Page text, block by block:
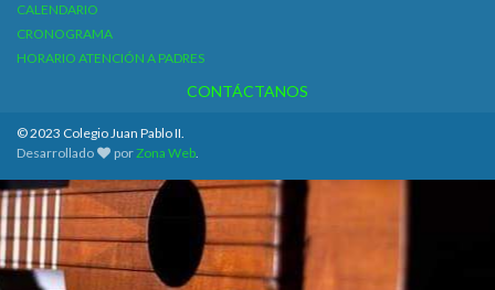
CALENDARIO
CRONOGRAMA
HORARIO ATENCIÓN A PADRES
CONTÁCTANOS
© 2023 Colegio Juan Pablo II.
Desarrollado
porZona Web.